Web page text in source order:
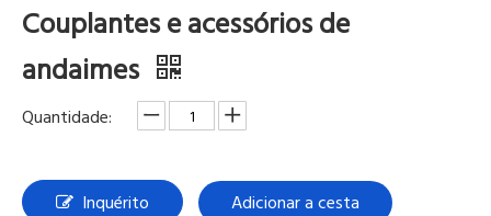
Couplantes e acessórios de
andaimes
Quantidade:
Inquérito Adicionar a cesta